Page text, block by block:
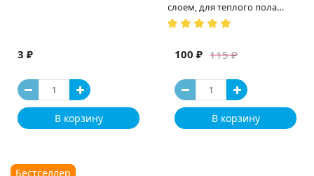
3 ₽
В корзину
слоем, для теплого пола
(Испания)
115 ₽
100 ₽
В корзину
Бестселлер